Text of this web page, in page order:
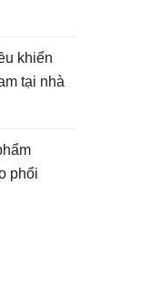
khiển
tại nhà
phổi